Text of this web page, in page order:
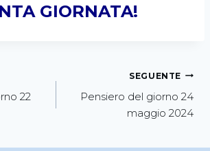
GIORNATA!
22
SEGUENTE
Pensiero del giorno 24
maggio 2024